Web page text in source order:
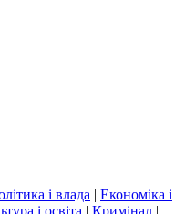
і влада | Економіка і
і освіта | Кримінал |